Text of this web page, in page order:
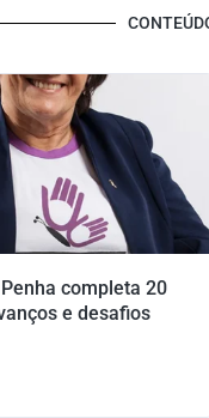
completa 20
e desafios